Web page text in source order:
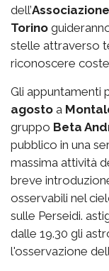
dell’
Torino
stelle attraverso
riconoscere
Gli appuntamenti
agosto a
gruppo Beta
pubblico in una
massima attività
breve
osservabili nel
sulle Perseidi.
dalle 19.30 gli
l'osservazione